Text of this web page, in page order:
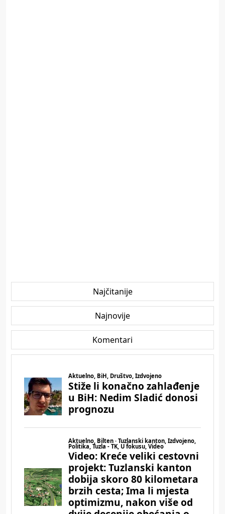
Najčitanije
Najnovije
Komentari